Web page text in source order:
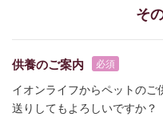
そ
供養のご案内
イオンライフからペットのご
送りしてもよろしいですか？